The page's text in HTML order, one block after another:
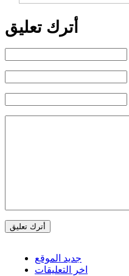
أترك تعليق
جديد الموقع
اخر التعليقات